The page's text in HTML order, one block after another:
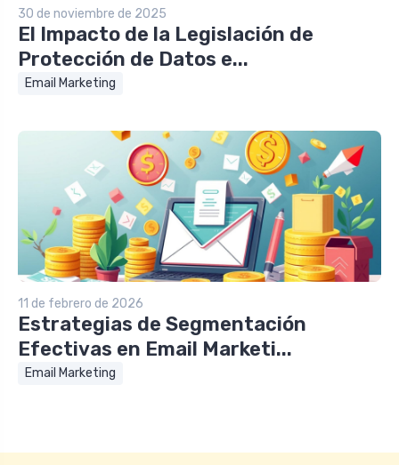
30 de noviembre de 2025
El Impacto de la Legislación de
Protección de Datos e...
Email Marketing
11 de febrero de 2026
Estrategias de Segmentación
Efectivas en Email Marketi...
Email Marketing